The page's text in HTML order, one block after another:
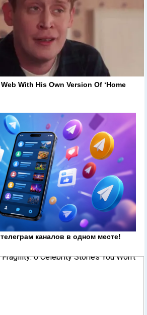
With His Own Version Of ‘Home
каналов в одном месте!